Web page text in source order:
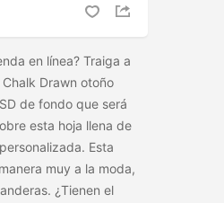
en línea? Traiga a
Drawn otoño
de fondo que será
esta hoja llena de
Esta
muy a la moda,
¿Tienen el